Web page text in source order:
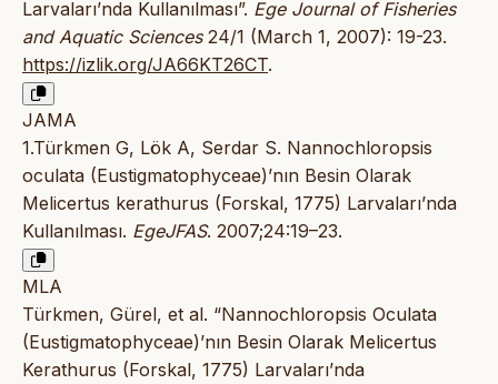
Larvaları’nda Kullanılması”. Ege Journal of Fisheries
and Aquatic Sciences24/1 (March 1, 2007): 19-23.
https://izlik.org/JA66KT26CT.
JAMA
1.Türkmen G, Lök A, Serdar S. Nannochloropsis
oculata (Eustigmatophyceae)’nın Besin Olarak
Melicertus kerathurus (Forskal, 1775) Larvaları’nda
Kullanılması. EgeJFAS. 2007;24:19–23.
MLA
Türkmen, Gürel, et al. “Nannochloropsis Oculata
(Eustigmatophyceae)’nın Besin Olarak Melicertus
Kerathurus (Forskal, 1775) Larvaları’nda